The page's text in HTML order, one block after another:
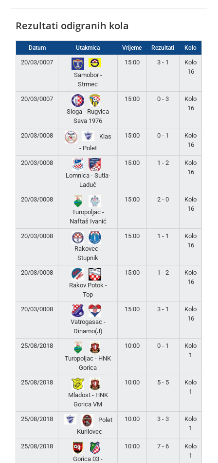
Rezultati odigranih kola
Datum Utakmica Vrijeme Rezultati Kolo
20/03/0007
Samobor -
Strmec
15:00 3 - 1
Kolo
16
20/03/0007
Sloga - Rugvica
Sava 1976
15:00 0 - 3
Kolo
16
20/03/0008
Klas
- Polet
15:00 0 - 1
Kolo
16
20/03/0008
Lomnica - Sutla-
Laduč
15:00 1 - 2
Kolo
16
20/03/0008
Turopoljac -
Naftaš Ivanić
15:00 2 - 0
Kolo
16
20/03/0008
Rakovec -
Stupnik
15:00 1 - 1
Kolo
16
20/03/0008
Rakov Potok -
Top
15:00 1 - 2
Kolo
16
20/03/0008
Vatrogasac -
Dinamo(J)
15:00 3 - 1
Kolo
16
25/08/2018
Turopoljac - HNK
Gorica
10:00 0 - 1
Kolo
1
25/08/2018
Mladost - HNK
Gorica VM
10:00 5 - 5
Kolo
1
25/08/2018
Polet
- Kurilovec
10:00 3 - 3
Kolo
1
25/08/2018
Gorica 03 -
10:00 7 - 6
Kolo
1